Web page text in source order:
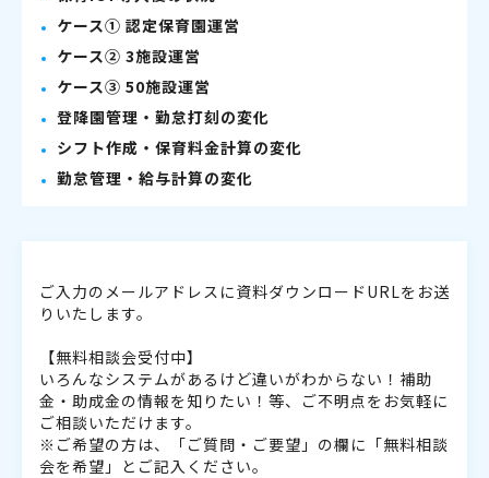
ケース① 認定保育園運営
ケース② 3施設運営
ケース③ 50施設運営
登降園管理・勤怠打刻の変化
シフト作成・保育料金計算の変化
勤怠管理・給与計算の変化
ご入力のメールアドレスに資料ダウンロードURLをお送
りいたします。
【無料相談会受付中】
いろんなシステムがあるけど違いがわからない！補助
金・助成金の情報を知りたい！等、ご不明点をお気軽に
ご相談いただけます。
※ご希望の方は、「ご質問・ご要望」の欄に「無料相談
会を希望」とご記入ください。